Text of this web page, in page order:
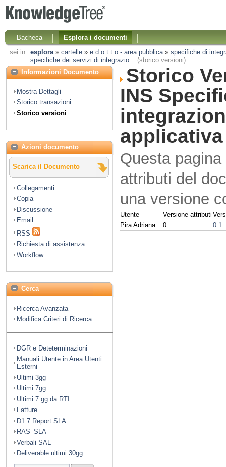
Bacheca
Esplora i documenti
sei in:: esplora» cartelle» e d o t t o - area pubblica» specifiche di
specifiche dei servizi di integrazio... (storico versioni)
Informazioni Documento
Mostra Dettagli
Storico transazioni
Storico versioni
Azioni documento
Scarica il Documento
Collegamenti
Copia
Discussione
Email
RSS
Richiesta di assistenza
Workflow
Cerca
Ricerca Avanzata
Modifica Criteri di Ricerca
DGR e Deteterminazioni
Manuali Utente in Area Utenti
Esterni
Ultimi 3gg
Ultimi 7gg
Ultimi 7 gg da RTI
Fatture
D1.7 Report SLA
RAS_SLA
Verbali SAL
Deliverable ultimi 30gg
Storico
INS
Questa
attributi del
una versione
Utente Versione attributi
Pira Adriana
0 0.1